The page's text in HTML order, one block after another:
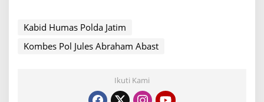
Kabid Humas Polda Jatim
Kombes Pol Jules Abraham Abast
Ikuti Kami